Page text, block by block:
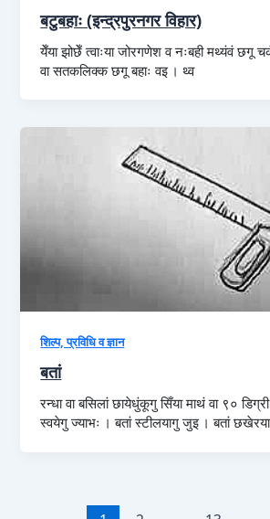
बटुबहाः (इन्द्रपुरनगर विहार)
येँया झोछेँ त्वाःया जोरगणेश व नःबही मथ्यंवं
वा सतकलिक्क छगू बहाः वइ । थ्व
शिल्प, प्रविधि व ज्ञान
बतां
रन्धा वा बसिलां छायेधुंकूगु सिँया माथं वा ९०
स्वयेगु ज्याभः । बतां स्टीलयागु जुइ । बतां छखेरया